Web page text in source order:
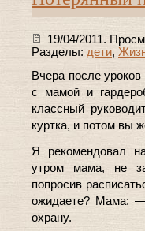
19/04/2011.
Разделы: дети,
Вчера после
с мамой и
классный
куртка, и потом вы
Я рекомендовал
утром мама, не
попросив
ожидаете? Мама:
охрану.